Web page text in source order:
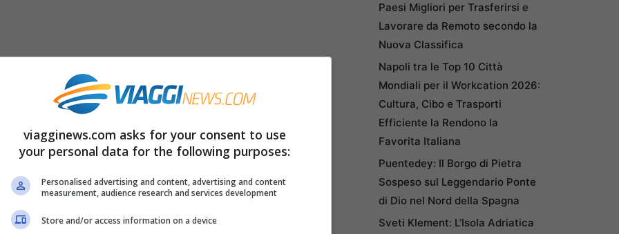
Paesi Migliori per Trasferirsi e
Lavorare da Remoto secondo la
Nuova Classifica
Napoli tra le Top 10 Città
Mondiali per il Workcation 2026:
Cultura, Cibo e Trasporti
Efficiente la Rendono la
Favorita Italiana
Puentedey: Il Borgo di Pietra
Sospeso sul Leggendario Ponte
di Dio nel Nord della Spagna
Sveti Klement: L’Isola Adriatica
viagginews.com asks for your consent to use
your personal data for the following purposes:
Personalised advertising and content, advertising and content
measurement, audience research and services development
Store and/or access information on a device